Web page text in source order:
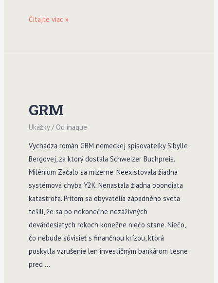
Dievča,
Čítajte viac »
GRM
Ukážky/ Od inaque
Vychádza román GRM nemeckej spisovateľky Sibylle
Bergovej, za ktorý dostala Schweizer Buchpreis.
Milénium Začalo sa mizerne. Neexistovala žiadna
systémová chyba Y2K. Nenastala žiadna poondiata
katastrofa. Pritom sa obyvatelia západného sveta
tešili, že sa po nekonečne nezáživných
deväťdesiatych rokoch konečne niečo stane. Niečo,
čo nebude súvisieť s finančnou krízou, ktorá
poskytla vzrušenie len investičným bankárom tesne
pred …